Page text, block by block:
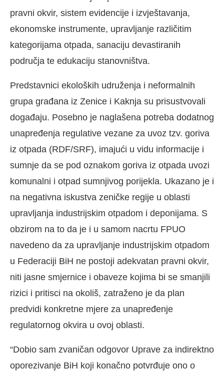
pravni okvir, sistem evidencije i izvještavanja,
ekonomske instrumente, upravljanje različitim
kategorijama otpada, sanaciju devastiranih
područja te edukaciju stanovništva.
Predstavnici ekoloških udruženja i neformalnih
grupa građana iz Zenice i Kaknja su prisustvovali
događaju. Posebno je naglašena potreba dodatnog
unapređenja regulative vezane za uvoz tzv. goriva
iz otpada (RDF/SRF), imajući u vidu informacije i
sumnje da se pod oznakom goriva iz otpada uvozi
komunalni i otpad sumnjivog porijekla. Ukazano je i
na negativna iskustva zeničke regije u oblasti
upravljanja industrijskim otpadom i deponijama. S
obzirom na to da je i u samom nacrtu FPUO
navedeno da za upravljanje industrijskim otpadom
u Federaciji BiH ne postoji adekvatan pravni okvir,
niti jasne smjernice i obaveze kojima bi se smanjili
rizici i pritisci na okoliš, zatraženo je da plan
predvidi konkretne mjere za unapređenje
regulatornog okvira u ovoj oblasti.
“Dobio sam zvaničan odgovor Uprave za indirektno
oporezivanje BiH koji konačno potvrđuje ono o